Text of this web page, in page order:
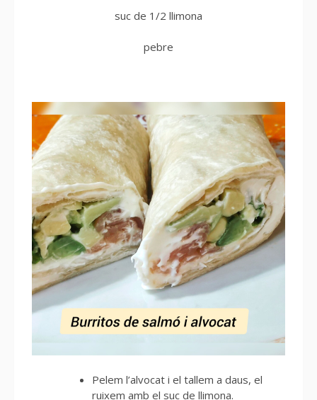
suc de 1/2 llimona
pebre
Pelem l’alvocat i el tallem a daus, el
ruixem amb el suc de llimona.